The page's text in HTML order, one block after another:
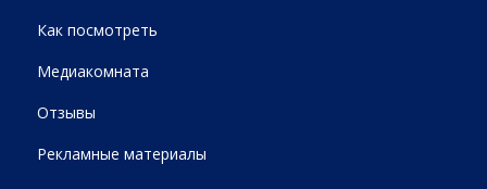
Как посмотреть
Медиакомната
Отзывы
Рекламные материалы